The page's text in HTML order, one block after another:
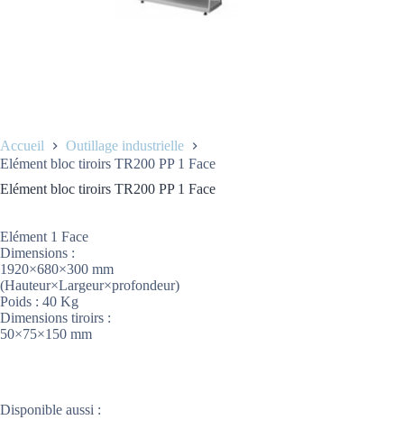
Accueil
Outillage industrielle
Elément bloc tiroirs TR200 PP 1 Face
Elément bloc tiroirs TR200 PP 1 Face
Elément 1 Face
Dimensions :
1920×680×300 mm
(Hauteur×Largeur×profondeur)
Poids : 40 Kg
Dimensions tiroirs :
50×75×150 mm
Disponible aussi :